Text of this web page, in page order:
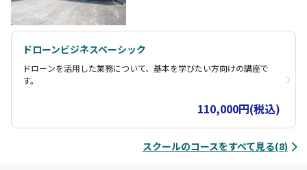
ドローンビジネスベーシック
ドローンを活用した業務について、基本を学びたい方向けの講座で
す。
110,000円(税込)
スクールのコースをすべて見る(8)